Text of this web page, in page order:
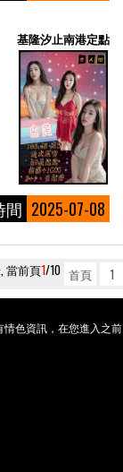
基隆汐止南港定點
間 2025-07-08
當前頁1/10 首頁 1
情色資訊，在您進入之